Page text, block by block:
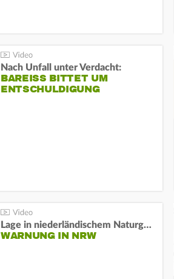
Nach Unfall unter Verdacht:
BAREISS BITTET UM E
NTSCHULDIGUNG
Lage in niederländischem Naturgebiet stabil
WARNUNG IN NRW